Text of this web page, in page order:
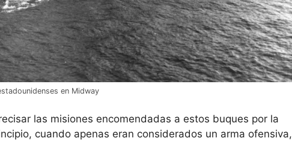
en Midway
las misiones encomendadas a estos buques por la
cuando apenas eran considerados un arma ofensiva,